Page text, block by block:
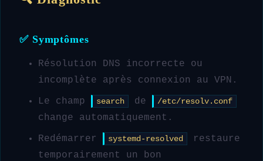
✅ Symptômes
Résolution DNS incorrecte ou
incomplète après connexion au VPN.
Le champ
search de /etc/resolv.conf
change automatiquement.
Redémarrer
systemd-resolved
restaure
temporairement un bon